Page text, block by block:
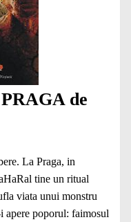
de
La Praga, in
tine un ritual
viata unui monstru
apere poporul: faimosul